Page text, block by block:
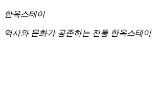
한옥스테이
역사와 문화가 공존하는 전통 한옥스테이